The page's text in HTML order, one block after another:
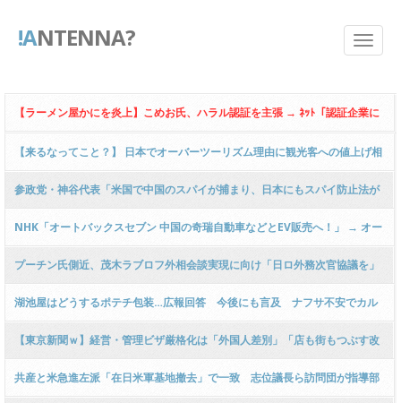
!ANTENNA?
【ラーメン屋かにを炎上】こめお氏、ハラル認証を主張 → ﾈｯﾄ「認証企業に
名前がないよ？」 → こ「ムスリムフレンドリーでした！」「ウザすぎるので
弁護士介入する！」
【来るなってこと？】 日本でオーバーツーリズム理由に観光客への値上げ相
次ぐ＝韓国ネット「仕方ない」
参政党・神谷代表「米国で中国のスパイが捕まり、日本にもスパイ防止法が
改めて必要だと思った」
NHK「オートバックスセブン 中国の奇瑞自動車などとEV販売へ！」 → オー
トバックス、即座に否定「出資はしてるが何も決定していないんだが？」ｗ
ｗｗｗｗｗｗｗｗｗｗｗｗ
プーチン氏側近、茂木ラブロフ外相会談実現に向け「日ロ外務次官協議を」
鈴木宗男氏に提案「安倍プーチン時代のレベルに戻す」
湖池屋はどうするポテチ包装…広報回答 今後にも言及 ナフサ不安でカル
ビーは「白黒」変更
【東京新聞ｗ】経営・管理ビザ厳格化は「外国人差別」「店も街もつぶす改
悪、やめて」5万3000人分の署名を入管庁に提出 → ｗｗｗｗｗｗｗｗｗｗｗ
共産と米急進左派「在日米軍基地撤去」で一致 志位議長ら訪問団が指導部